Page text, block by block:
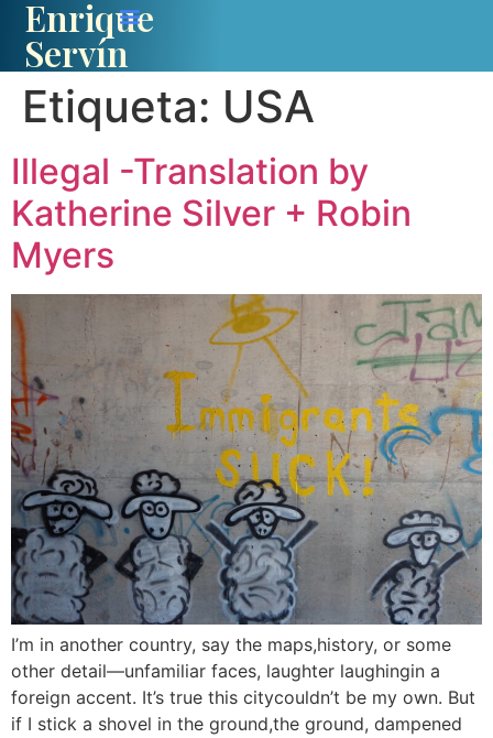
Enrique
Servín
Etiqueta: USA
Illegal -Translation by
Katherine Silver + Robin
Myers
I’m in another country, say the maps,history, or some
other detail—unfamiliar faces, laughter laughingin a
foreign accent. It’s true this citycouldn’t be my own. But
if I stick a shovel in the ground,the ground, dampened